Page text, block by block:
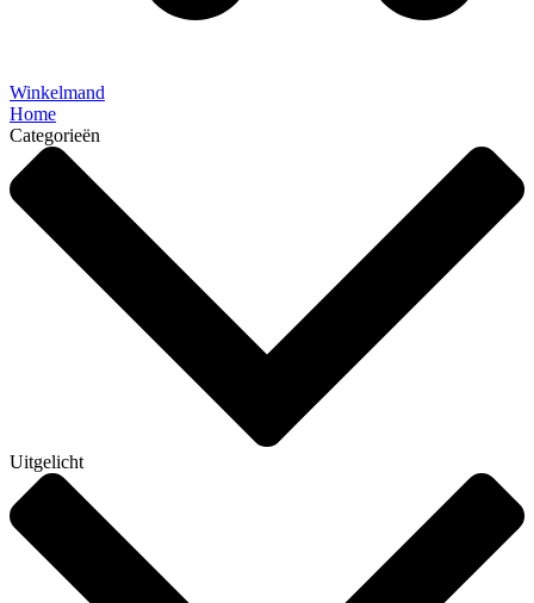
Winkelmand
Home
Categorieën
Uitgelicht